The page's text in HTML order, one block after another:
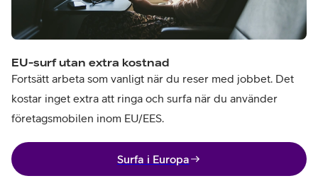
EU-surf utan extra kostnad
Fortsätt arbeta som vanligt när du reser med jobbet. Det
kostar inget extra att ringa och surfa när du använder
företagsmobilen inom EU/EES.
Surfa i Europa